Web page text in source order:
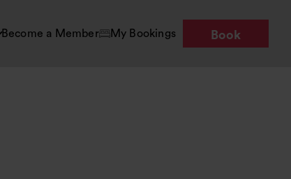
Become a Member My Bookings Book